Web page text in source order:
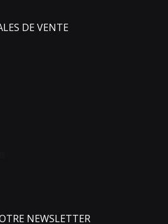
DE VENTE
NEWSLETTER